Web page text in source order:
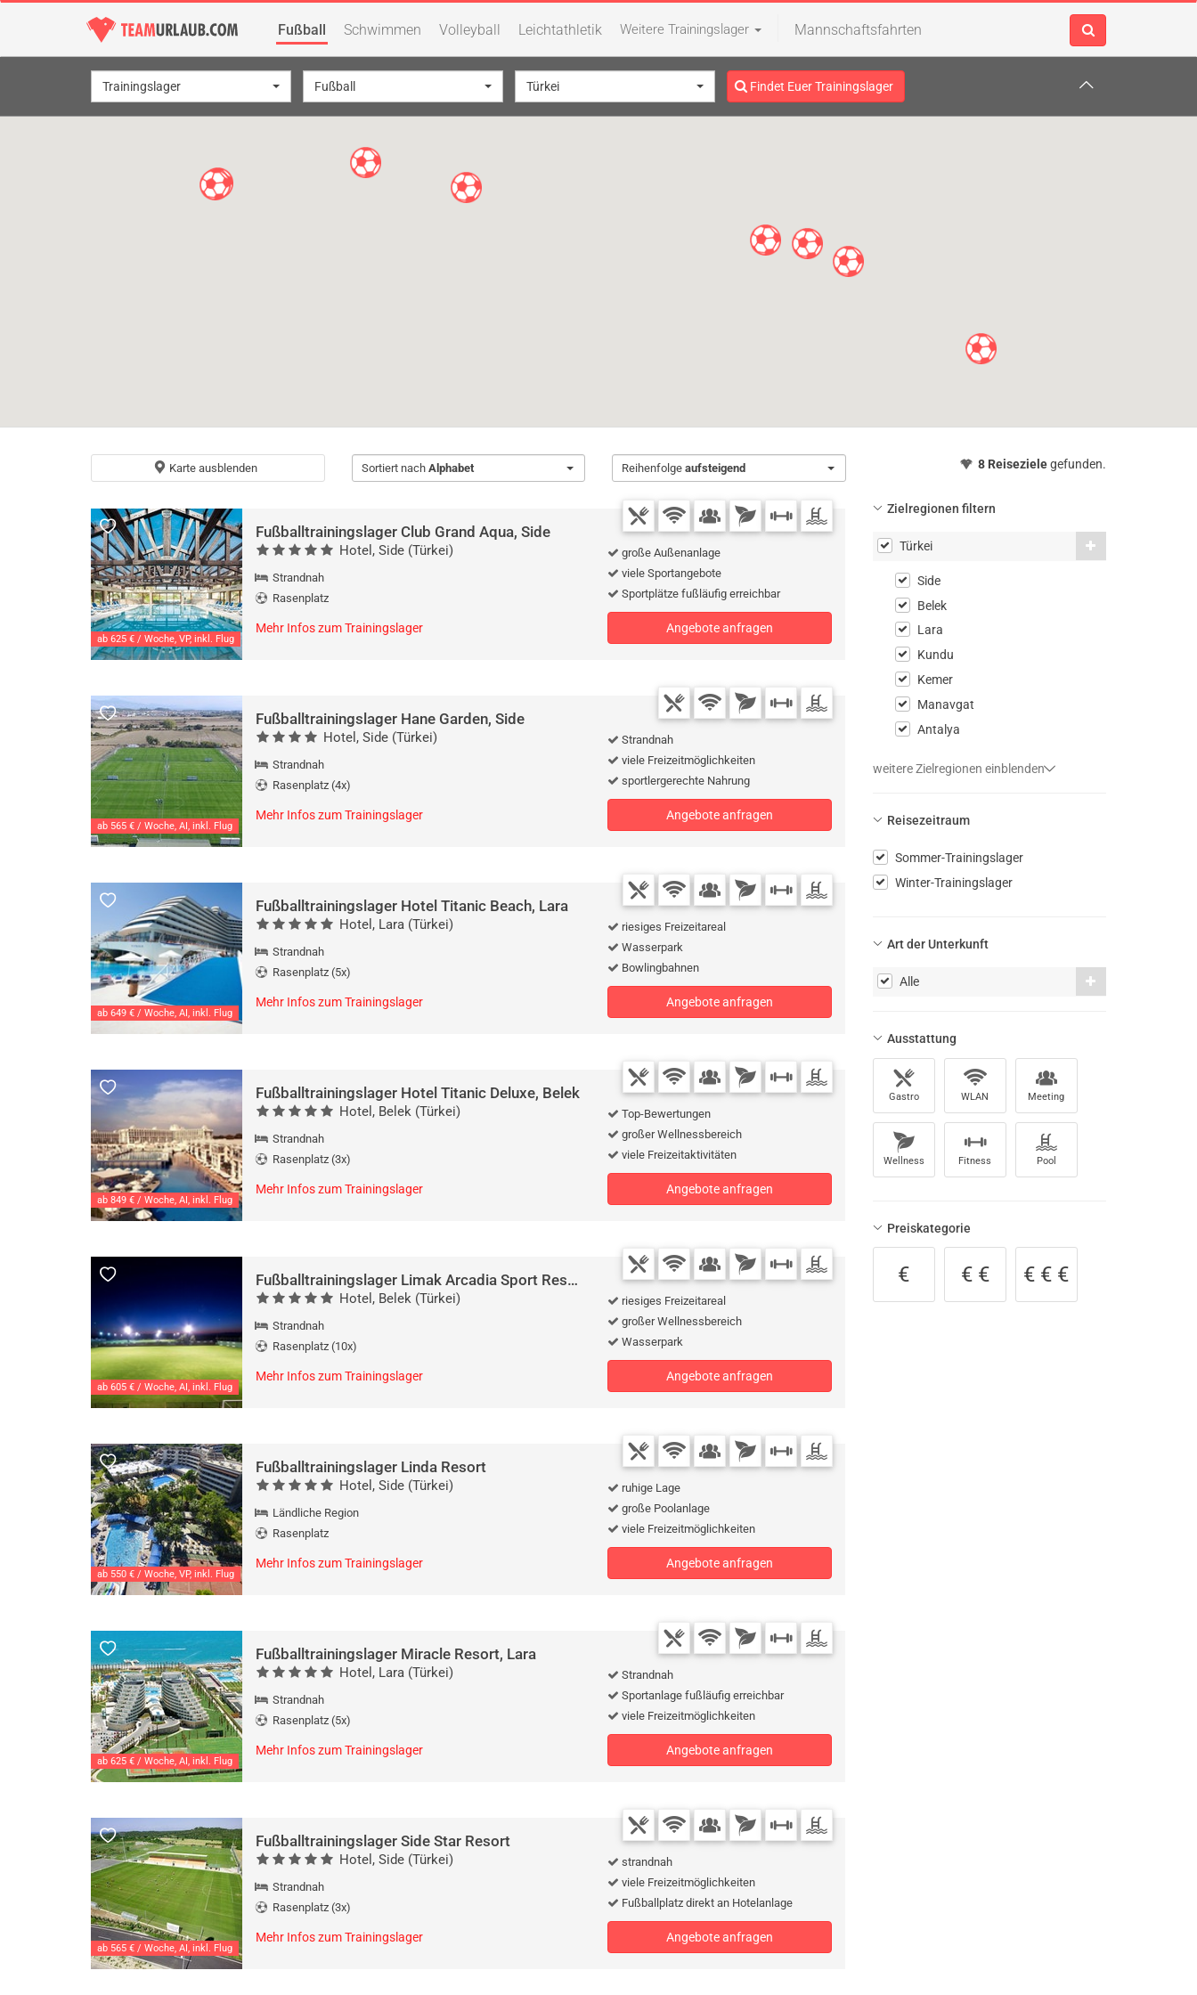
Fußball Schwimmen Volleyball Leichtathletik Weitere Trainingslager Mannschaftsfahrten
Trainingslager Fußball Türkei Findet Euer Trainingslager
Karte ausblenden Sortiert nach Alphabet Reihenfolge aufsteigend 8 Reisezielegefunden.
ab 625 € / Woche, VP, inkl. Flug
Fußballtrainingslager Club Grand Aqua, Side
Hotel, Side (Türkei)
Strandnah
Rasenplatz
große Außenanlage
viele Sportangebote
Sportplätze fußläufig erreichbar
Mehr Infos zum Trainingslager Angebote anfragen
ab 565 € / Woche, AI, inkl. Flug
Fußballtrainingslager Hane Garden, Side
Hotel, Side (Türkei)
Strandnah
Rasenplatz (4x)
Strandnah
viele Freizeitmöglichkeiten
sportlergerechte Nahrung
Mehr Infos zum Trainingslager Angebote anfragen
ab 649 € / Woche, AI, inkl. Flug
Fußballtrainingslager Hotel Titanic Beach, Lara
Hotel, Lara (Türkei)
Strandnah
Rasenplatz (5x)
riesiges Freizeitareal
Wasserpark
Bowlingbahnen
Mehr Infos zum Trainingslager Angebote anfragen
ab 849 € / Woche, AI, inkl. Flug
Fußballtrainingslager Hotel Titanic Deluxe, Belek
Hotel, Belek (Türkei)
Strandnah
Rasenplatz (3x)
Top-Bewertungen
großer Wellnessbereich
viele Freizeitaktivitäten
Mehr Infos zum Trainingslager Angebote anfragen
ab 605 € / Woche, AI, inkl. Flug
Fußballtrainingslager Limak Arcadia Sport Resort, Belek
Hotel, Belek (Türkei)
Strandnah
Rasenplatz (10x)
riesiges Freizeitareal
großer Wellnessbereich
Wasserpark
Mehr Infos zum Trainingslager Angebote anfragen
ab 550 € / Woche, VP, inkl. Flug
Fußballtrainingslager Linda Resort
Hotel, Side (Türkei)
Ländliche Region
Rasenplatz
ruhige Lage
große Poolanlage
viele Freizeitmöglichkeiten
Mehr Infos zum Trainingslager Angebote anfragen
ab 625 € / Woche, AI, inkl. Flug
Fußballtrainingslager Miracle Resort, Lara
Hotel, Lara (Türkei)
Strandnah
Rasenplatz (5x)
Strandnah
Sportanlage fußläufig erreichbar
viele Freizeitmöglichkeiten
Mehr Infos zum Trainingslager Angebote anfragen
ab 565 € / Woche, AI, inkl. Flug
Fußballtrainingslager Side Star Resort
Hotel, Side (Türkei)
Strandnah
Rasenplatz (3x)
strandnah
viele Freizeitmöglichkeiten
Fußballplatz direkt an Hotelanlage
Mehr Infos zum Trainingslager Angebote anfragen
Zielregionen filtern
Türkei
Side
Belek
Lara
Kundu
Kemer
Manavgat
Antalya
weitere Zielregionen einblenden
Reisezeitraum
Sommer-Trainingslager
Winter-Trainingslager
Art der Unterkunft
Alle
Ausstattung
Gastro WLAN Meeting
Wellness Fitness Pool
Preiskategorie
€ € € € € €